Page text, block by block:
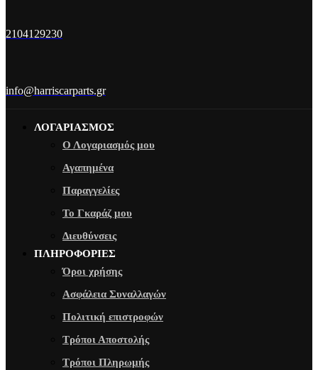
2104129230
info@harriscarparts.gr
ΛΟΓΑΡΙΑΣΜΟΣ
Ο Λογαριασμός μου
Αγαπημένα
Παραγγελίες
Το Γκαράζ μου
Διευθύνσεις
ΠΛΗΡΟΦΟΡΙΕΣ
Όροι χρήσης
Ασφάλεια Συναλλαγών
Πολιτική επιστροφών
Τρόποι Αποστολής
Τρόποι Πληρωμής